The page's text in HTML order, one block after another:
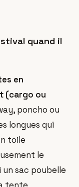
quand il
en
(cargo ou
poncho ou
longues qui
toile
le
un sac poubelle